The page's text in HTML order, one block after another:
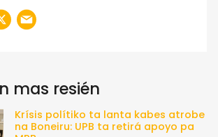
mas resién
Krísis polítiko ta lanta kabes atrobe
na Boneiru: UPB ta retirá apoyo pa